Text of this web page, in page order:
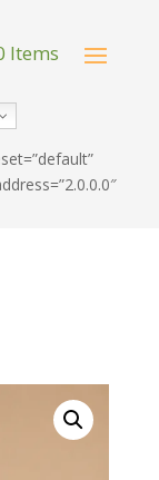
Items